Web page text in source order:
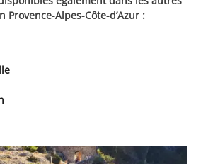
Provence-Alpes-Côte-d’Azur :